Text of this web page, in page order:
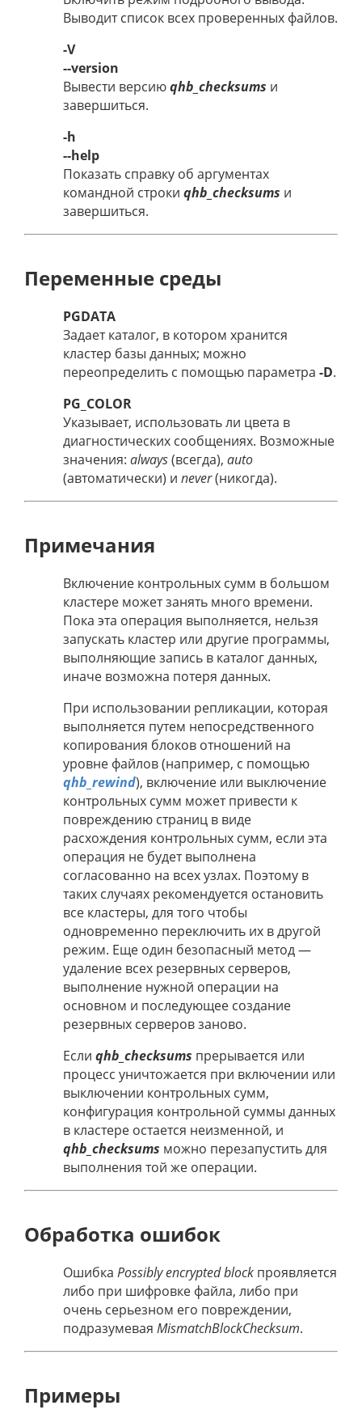
Выводит список всех проверенных файлов.
-V
--version
Вывести версиюqhb_checksums и
завершиться.
-h
--help
Показать справку об аргументах
командной строки qhb_checksums и
завершиться.
Переменные среды
PGDATA
Задает каталог, в котором хранится
кластер базы данных; можно
переопределить с помощью параметра -D.
PG_COLOR
Указывает, использовать ли цвета в
диагностических сообщениях. Возможные
значения: always(всегда), auto
(автоматически) и never(никогда).
Примечания
Включение контрольных сумм в большом
кластере может занять много времени.
Пока эта операция выполняется, нельзя
запускать кластер или другие программы,
выполняющие запись в каталог данных,
иначе возможна потеря данных.
При использовании репликации, которая
выполняется путем непосредственного
копирования блоков отношений на
уровне файлов (например, с помощью
qhb_rewind), включение или выключение
контрольных сумм может привести к
повреждению страниц в виде
расхождения контрольных сумм, если эта
операция не будет выполнена
согласованно на всех узлах. Поэтому в
таких случаях рекомендуется остановить
все кластеры, для того чтобы
одновременно переключить их в другой
режим. Еще один безопасный метод —
удаление всех резервных серверов,
выполнение нужной операции на
основном и последующее создание
резервных серверов заново.
Если qhb_checksums прерывается или
процесс уничтожается при включении или
выключении контрольных сумм,
конфигурация контрольной суммы данных
в кластере остается неизменной, и
qhb_checksums можно перезапустить для
выполнения той же операции.
Обработка ошибок
Ошибка Possibly encrypted block проявляется
либо при шифровке файла, либо при
очень серьезном его повреждении,
подразумевая MismatchBlockChecksum.
Примеры